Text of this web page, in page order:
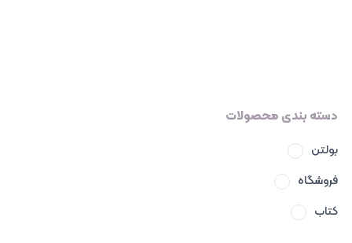
دسته بندی محصولات
بولتن
فروشگاه
کتاب